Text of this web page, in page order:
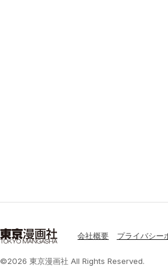
会社概要 プライバシー
©2026 東京漫画社 All Rights Reserved.